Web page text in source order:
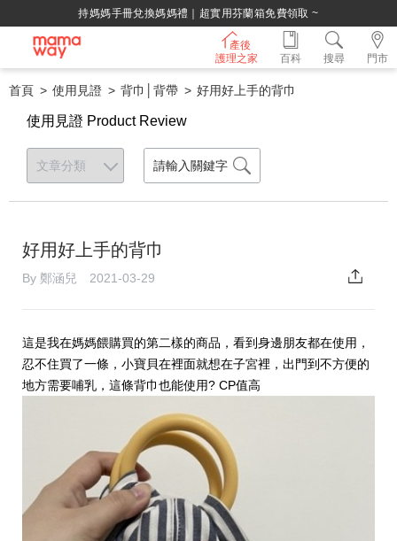
持媽媽手冊兌換媽媽禮｜超實用芬蘭箱免費領取 ~
產後
護理之家
門市
百科 搜尋
首頁 使用見證 背巾│背帶 好用好上手的背巾
使用見證 Product Review
好用好上手的背巾
By 鄭涵兒 2021-03-29
這是我在媽媽餵購買的第二樣的商品，看到身邊朋友都在使用，
忍不住買了一條，小寶貝在裡面就想在子宮裡，出門到不方便的
地方需要哺乳，這條背巾也能使用? CP值高